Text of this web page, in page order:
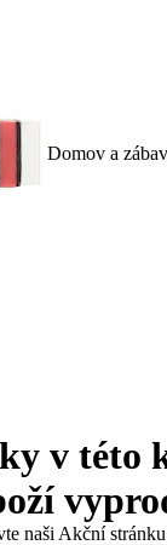
Domov a
v této
naši Akční